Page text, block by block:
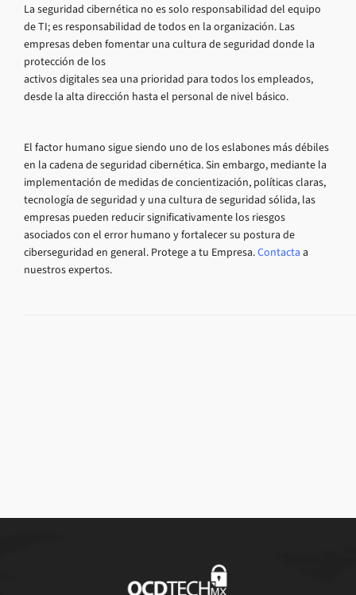
La seguridad cibernética no es solo responsabilidad del equipo
de TI; es responsabilidad de todos en la organización. Las
empresas deben fomentar una cultura de seguridad donde la
protección de los
activos digitales sea una prioridad para todos los empleados,
desde la alta dirección hasta el personal de nivel básico.
El factor humano sigue siendo uno de los eslabones más débiles
en la cadena de seguridad cibernética. Sin embargo, mediante la
implementación de medidas de concientización, políticas claras,
tecnología de seguridad y una cultura de seguridad sólida, las
empresas pueden reducir significativamente los riesgos
asociados con el error humano y fortalecer su postura de
ciberseguridad en general. Protege a tu Empresa.Contacta a
nuestros expertos.